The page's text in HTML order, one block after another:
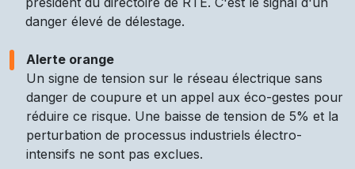
danger élevé de délestage.
Alerte orange
Un signe de tension sur le réseau électrique sans
danger de coupure et un appel aux éco-gestes pour
réduire ce risque. Une baisse de tension de 5% et la
perturbation de processus industriels électro-
intensifs ne sont pas exclues.